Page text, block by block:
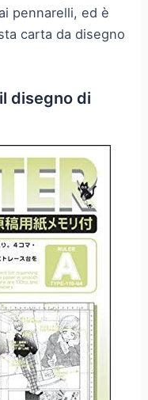
pennarelli, ed è
carta da disegno
disegno di